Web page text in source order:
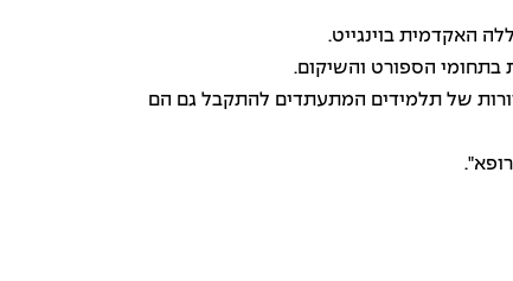
האקדמית בוינגייט.
בתחומי הספורט והשיקום.
דורות של תלמידים המתעתדים להתקבל גם הם